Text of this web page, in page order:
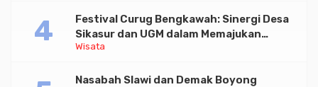
Wisata
Festival Curug Bengkawah: Sinergi Desa
Sikasur dan UGM dalam Memajukan
Wisata serta UMKM Lokal
Nasabah Slawi dan Demak Boyong